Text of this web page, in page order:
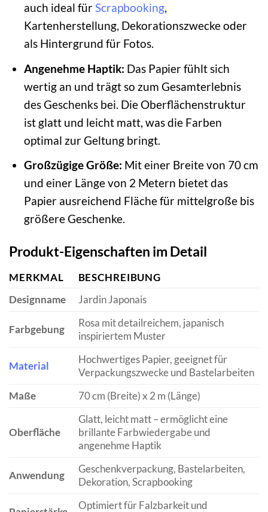
auch ideal fürScrapbooking,
Kartenherstellung, Dekorationszwecke oder
als Hintergrund für Fotos.
Angenehme Haptik: Das Papier fühlt sich
wertig an und trägt so zum Gesamterlebnis
des Geschenks bei. Die Oberflächenstruktur
ist glatt und leicht matt, was die Farben
optimal zur Geltung bringt.
Großzügige Größe: Mit einer Breite von 70 cm
und einer Länge von 2 Metern bietet das
Papier ausreichend Fläche für mittelgroße bis
größere Geschenke.
Produkt-Eigenschaften im Detail
MERKMAL
BESCHREIBUNG
Designname
Jardin Japonais
Farbgebung
Rosa mit detailreichem, japanisch
inspiriertem Muster
Material
Hochwertiges Papier, geeignet für
Verpackungszwecke und Bastelarbeiten
Maße
70 cm (Breite) x 2 m (Länge)
Oberfläche
Glatt, leicht matt – ermöglicht eine
brillante Farbwiedergabe und
angenehme Haptik
Anwendung
Geschenkverpackung, Bastelarbeiten,
Dekoration, Scrapbooking
Optimiert für Falzbarkeit und